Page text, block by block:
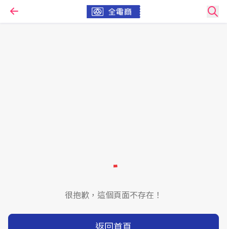
很抱歉，這個頁面不存在！
返回首頁